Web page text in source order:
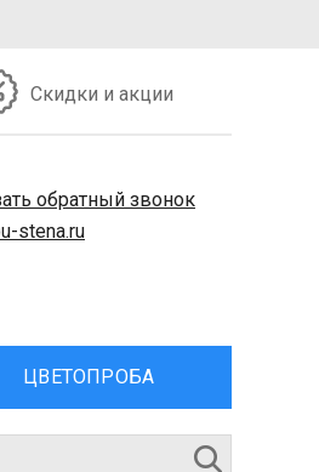
Скидки и акции
обратный звонок
stena.ru
ЦВЕТОПРОБА